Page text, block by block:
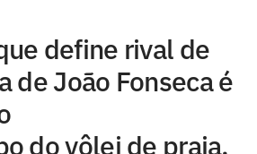
define rival de
de João Fonseca é
do vôlei de praia,